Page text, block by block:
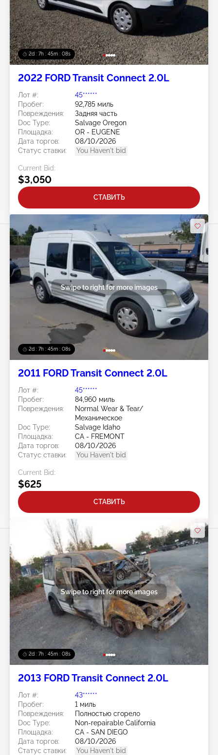
2d : 7h : 45m : 05s
2022 FORD Transit Connect 2.0L
Лот #:
45******
Пробег:
92,785 миль
Повреждения:
Задняя часть
Doc Type:
Salvage Oregon
Площадка:
OR - EUGENE
Дата торгов:
08/10/2026
Статус ставки:
You Haven't bid
Current Bid:
$3,050
СТАВИТЬ
2d : 7h : 45m : 05s
Swipe to right for more images
2011 FORD Transit Connect 2.0L
Лот #:
45******
Пробег:
84,960 миль
Повреждения:
Normal Wear & Tear/
Механическое
Doc Type:
Salvage Idaho
Площадка:
CA - FREMONT
Дата торгов:
08/10/2026
Статус ставки:
You Haven't bid
Current Bid:
$625
СТАВИТЬ
2d : 7h : 45m : 05s
Swipe to right for more images
2013 FORD Transit Connect 2.0L
Лот #:
43******
Пробег:
1 миль
Повреждения:
Полностью сгорело
Doc Type:
Non-repairable California
Площадка:
CA - SAN DIEGO
Дата торгов:
08/10/2026
Статус ставки:
You Haven't bid